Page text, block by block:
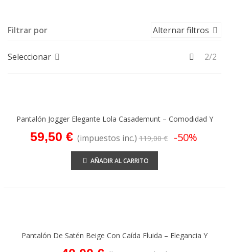
Filtrar por Alternar filtros
Seleccionar Anterior
2/2
Pantalón Jogger Elegante Lola Casademunt – Comodidad Y
59,50 € (impuestos inc.) 119,00 € -50%
AÑADIR AL CARRITO
Pantalón De Satén Beige Con Caída Fluida – Elegancia Y